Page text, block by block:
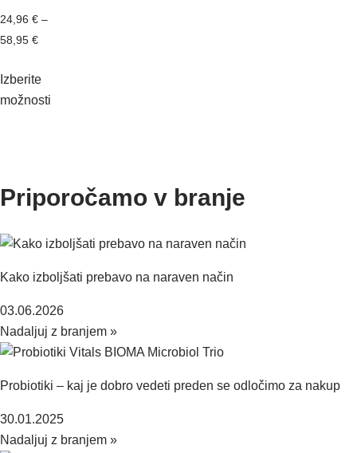
24,96 € –
58,95 €
Izberite
možnosti
Priporočamo v branje
Kako izboljšati prebavo na naraven način
03.06.2026
Nadaljuj z branjem »
Probiotiki – kaj je dobro vedeti preden se odločimo za nakup
30.01.2025
Nadaljuj z branjem »